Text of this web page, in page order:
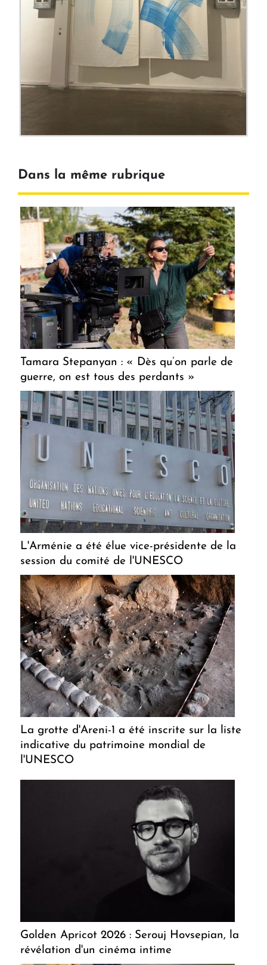
Dans la même rubrique
Tamara Stepanyan : « Dès qu’on parle de
guerre, on est tous des perdants »
L'Arménie a été élue vice-présidente de la
session du comité de l'UNESCO
La grotte d'Areni-1 a été inscrite sur la liste
indicative du patrimoine mondial de
l'UNESCO
Golden Apricot 2026 : Serouj Hovsepian, la
révélation d'un cinéma intime